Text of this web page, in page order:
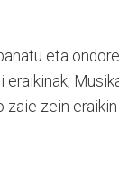
eta
zaie zein